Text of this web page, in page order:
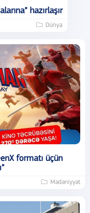
hazırlaşır
Dünya
formatı üçün
Mədəniyyət